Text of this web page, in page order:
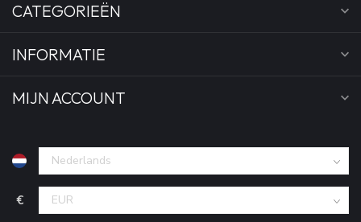
CATEGORIEËN
INFORMATIE
MIJN ACCOUNT
€